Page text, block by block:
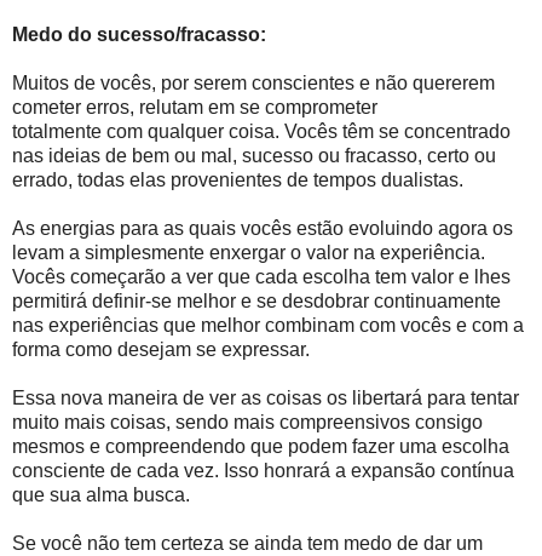
Medo do sucesso/fracasso:
Muitos de vocês, por serem conscientes e não quererem
cometer erros, relutam em se comprometer
totalmente com qualquer coisa. Vocês têm se concentrado
nas ideias de bem ou mal, sucesso ou fracasso, certo ou
errado, todas elas provenientes de tempos dualistas.
As energias para as quais vocês estão evoluindo agora os
levam a simplesmente enxergar o valor na experiência.
Vocês começarão a ver que cada escolha tem valor e lhes
permitirá definir-se melhor e se desdobrar continuamente
nas experiências que melhor combinam com vocês e com a
forma como desejam se expressar.
Essa nova maneira de ver as coisas os libertará para tentar
muito mais coisas, sendo mais compreensivos consigo
mesmos e compreendendo que podem fazer uma escolha
consciente de cada vez. Isso honrará a expansão contínua
que sua alma busca.
Se você não tem certeza se ainda tem medo de dar um